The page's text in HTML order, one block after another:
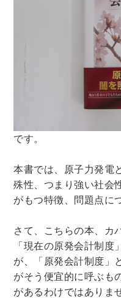
自転車・サイクリン
登山
資格検定・辞書辞典
公務員・教員採用試
英語学
法律・ビジネス・事
CD・DVD・Blu-
洋書
洋書
です。
本書では、原子力発電
殊性、つまり強い社会
がもつ特徴、問題点に
さて、こちらの本、カ
「現在の原発会計制度
が、「原発会計制度」
がそう便宜的に呼ぶも
があるわけではありま